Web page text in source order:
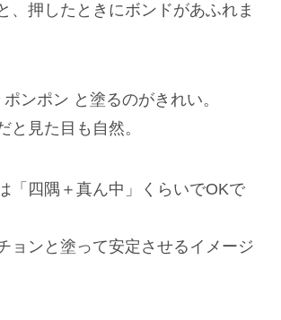
、押したときにボンドがあふれま
ンポン と塗るのがきれい。
と見た目も自然。
「四隅＋真ん中」くらいでOKで
ョンと塗って安定させるイメージ